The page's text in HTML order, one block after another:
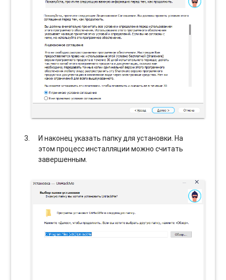
И наконец указать папку для установки. На
этом процесс инсталляции можно считать
завершенным.